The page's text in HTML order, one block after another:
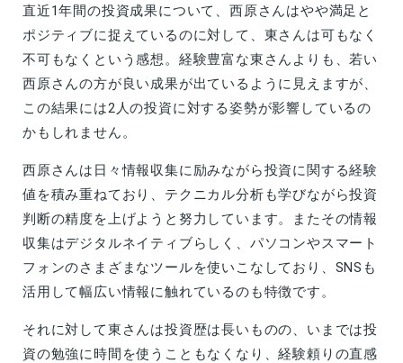
直近1年間の投資成果について、西原さんはやや満足と
ポジティブに捉えているのに対して、東さんは可もなく
不可もなくという感想。経験豊富な東さんよりも、若い
西原さんの方が良い成果が出ているように見えますが、
この結果には2人の投資に対する姿勢が影響しているの
かもしれません。
西原さんは日々情報収集に励みながら投資に関する経験
値を積み重ねており、テクニカル分析も学びながら投資
判断の精度を上げようと努力しています。またその情報
収集はデジタルネイティブらしく、パソコンやスマート
フォンのさまざまなツールを使いこなしており、SNSも
活用して幅広い情報に触れているのも特徴です。
それに対して東さんは投資歴は長いものの、いまでは投
資の勉強に時間を使うこともなくなり、経験頼りの直感